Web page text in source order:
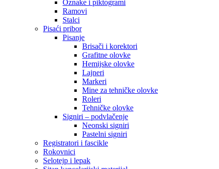
Oznake i piktogrami
Ramovi
Stalci
Pisaći pribor
Pisanje
Brisači i korektori
Grafitne olovke
Hemijske olovke
Lajneri
Markeri
Mine za tehničke olovke
Roleri
Tehničke olovke
Signiri – podvlačenje
Neonski signiri
Pastelni signiri
Registratori i fascikle
Rokovnici
Selotejp i lepak